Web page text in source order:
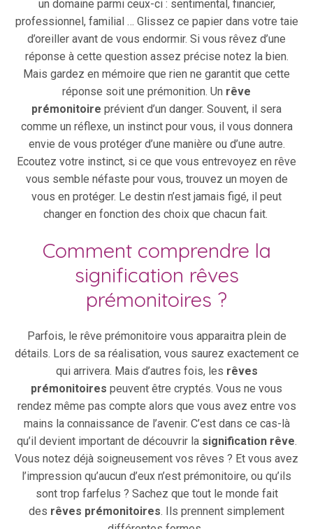
un domaine parmi ceux-ci : sentimental, financier,
professionnel, familial … Glissez ce papier dans votre taie
d’oreiller avant de vous endormir. Si vous rêvez d’une
réponse à cette question assez précise notez la bien.
Mais gardez en mémoire que rien ne garantit que cette
réponse soit une prémonition. Un rêve
prémonitoire prévient d’un danger. Souvent, il sera
comme un réflexe, un instinct pour vous, il vous donnera
envie de vous protéger d’une manière ou d’une autre.
Ecoutez votre instinct, si ce que vous entrevoyez en rêve
vous semble néfaste pour vous, trouvez un moyen de
vous en protéger. Le destin n’est jamais figé, il peut
changer en fonction des choix que chacun fait.
Comment comprendre la
signification rêves
prémonitoires ?
Parfois, le rêve prémonitoire vous apparaitra plein de
détails. Lors de sa réalisation, vous saurez exactement ce
qui arrivera. Mais d’autres fois, les rêves
prémonitoires peuvent être cryptés. Vous ne vous
rendez même pas compte alors que vous avez entre vos
mains la connaissance de l’avenir. C’est dans ce cas-là
qu’il devient important de découvrir la signification rêve.
Vous notez déjà soigneusement vos rêves ? Et vous avez
l’impression qu’aucun d’eux n’est prémonitoire, ou qu’ils
sont trop farfelus ? Sachez que tout le monde fait
des rêves prémonitoires. Ils prennent simplement